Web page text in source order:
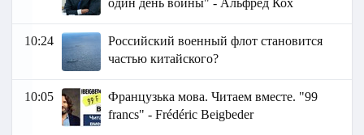
один день войны" - Альфред Кох
10:24
Российский военный флот становится
частью китайского?
10:05
Французька мова. Читаем вместе. "99
francs" - Frédéric Beigbeder